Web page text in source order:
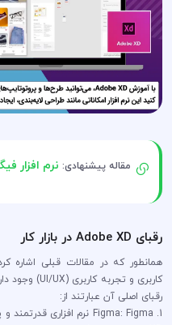
مقاله پیشنهادی: نرم افزار
رقبای Adobe XD در بازار کار
همانطور که در مقالات قبلی اشاره
رقبای اصلی آن عبارتند از: